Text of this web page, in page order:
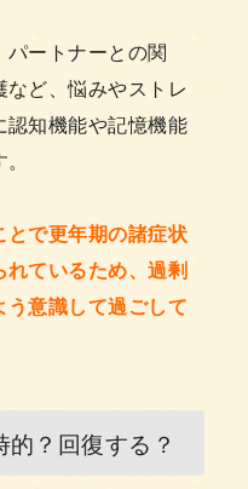
ートナーとの関
ど、悩みやストレ
認知機能や記憶機能
で更年期の諸症状
ているため、過剰
意識して過ごして
？回復する？